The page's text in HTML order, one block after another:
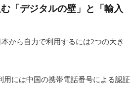
「デジタルの壁」と「輸入
から自力で利用するには2つの大き
用には中国の携帯電話番号による認証